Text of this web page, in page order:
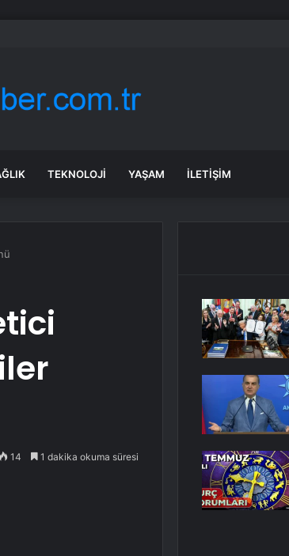
TEKNOLOJI YAŞAM İLETIŞIM
14 1 dakika okuma süresi